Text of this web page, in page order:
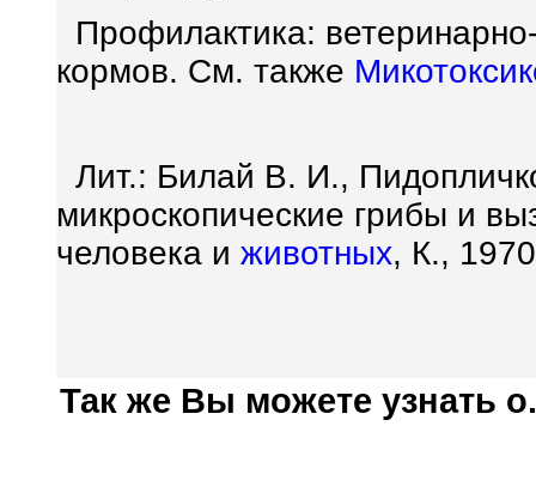
Профилактика:
кормов. См. также
Лит.: Билай В. И.,
микроскопические грибы и
человека и животных, К.,
Так же Вы можете узнать